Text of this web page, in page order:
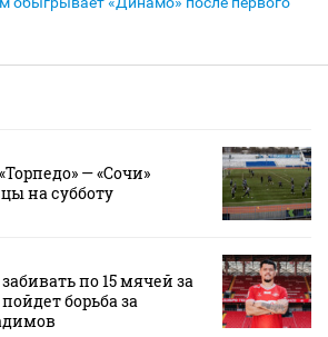
— «Сочи»
на субботу
по 15 мячей за
борьба за